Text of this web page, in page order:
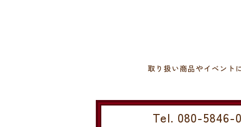
取り扱い商品やイベント
Tel. 080-5846-